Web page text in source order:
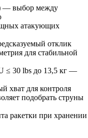
— выбор между
атакующих
отклик
для стабильной
≤ 30 lbs до 13,5 кг —
хват для контроля
подобрать струны
ракетки при хранении